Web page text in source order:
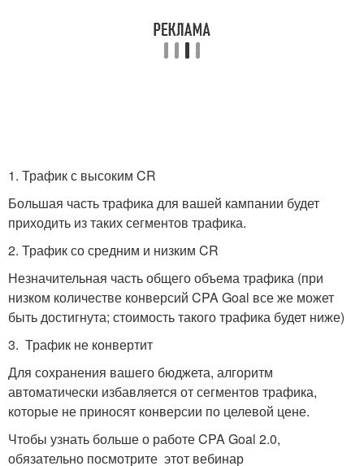
1. Трафик с высоким CR
Большая часть трафика для вашей кампании будет
приходить из таких сегментов трафика.
2. Трафик со средним и низким CR
Незначительная часть общего объема трафика (при
низком количестве конверсий CPA Goal все же может
быть достигнута; стоимость такого трафика будет ниже)
3. Трафик не конвертит
Для сохранения вашего бюджета, алгоритм
автоматически избавляется от сегментов трафика,
которые не приносят конверсии по целевой цене.
Чтобы узнать больше о работе CPA Goal 2.0,
обязательно посмотрите этот вебинар